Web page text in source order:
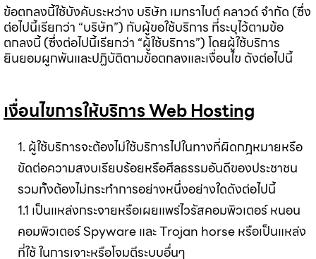
ข้อตกลงนี้ใช้บังคับระหว่าง บริษัท เมทราไบต์ คลาวด์ จำกัด (ซึ่ง
ต่อไปนี้เรียกว่า “บริษัท”) กับผู้ขอใช้บริการ ที่ระบุไว้ตามข้อ
ตกลงนี้ (ซึ่งต่อไปนี้เรียกว่า “ผู้ใช้บริการ”) โดยผู้ใช้บริการ
ยินยอมผูกพันและปฏิบัติตามข้อตกลงและเงื่อนไข ดังต่อไปนี้
เงื่อนไขการให้บริการ Web Hosting
1. ผู้ใช้บริการจะต้องไม่ใช้บริการไปในทางที่ผิดกฎหมายหรือ
ขัดต่อความสงบเรียบร้อยหรือศีลธรรมอันดีของประชาชน
รวมทั้งต้องไม่กระทำการอย่างหนึ่งอย่างใดดังต่อไปนี้
1.1 เป็นแหล่งกระจายหรือเผยแพร่ไวรัสคอมพิวเตอร์ หนอน
คอมพิวเตอร์ Spyware และ Trojan horse หรือเป็นแหล่ง
ที่ใช้ ในการเจาะหรือโจมตีระบบอื่นๆ